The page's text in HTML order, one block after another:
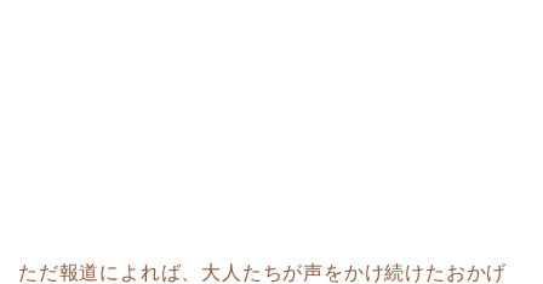
ただ報道によれば、大人たちが声をかけ続けたおかげ